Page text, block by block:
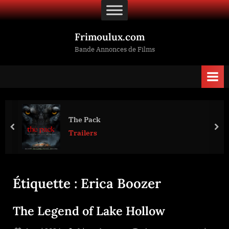
Skip
to
Frimoulux.com
Bande Annonces de Films
The Pack
Trailers
prev
Étiquette : Erica Boozer
The Legend of Lake Hollow